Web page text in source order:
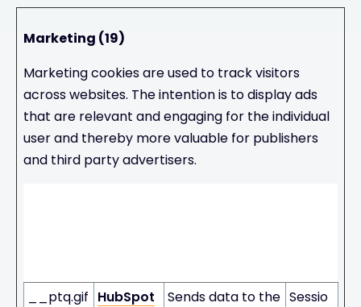
Marketing (19)
Marketing cookies are used to track visitors
across websites. The intention is to display ads
that are relevant and engaging for the individual
user and thereby more valuable for publishers
and third party advertisers.
__ptq.gif HubSpot
Sends data to the Sessio